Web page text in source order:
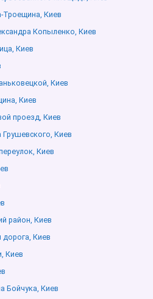
Троещина, Киев
Копыленко, Киев
Киев
Киев
Киев
проезд, Киев
Киев
Киев
район, Киев
дорога, Киев
Киев
Бойчука, Киев